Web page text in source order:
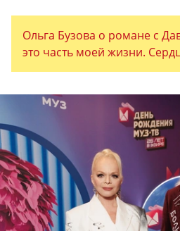
Ольга Бузова о романе с
это часть моей жизни.